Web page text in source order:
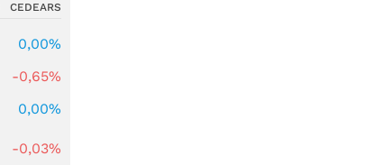
CEDEARS
0,00%
-0,65%
0,00%
-0,03%